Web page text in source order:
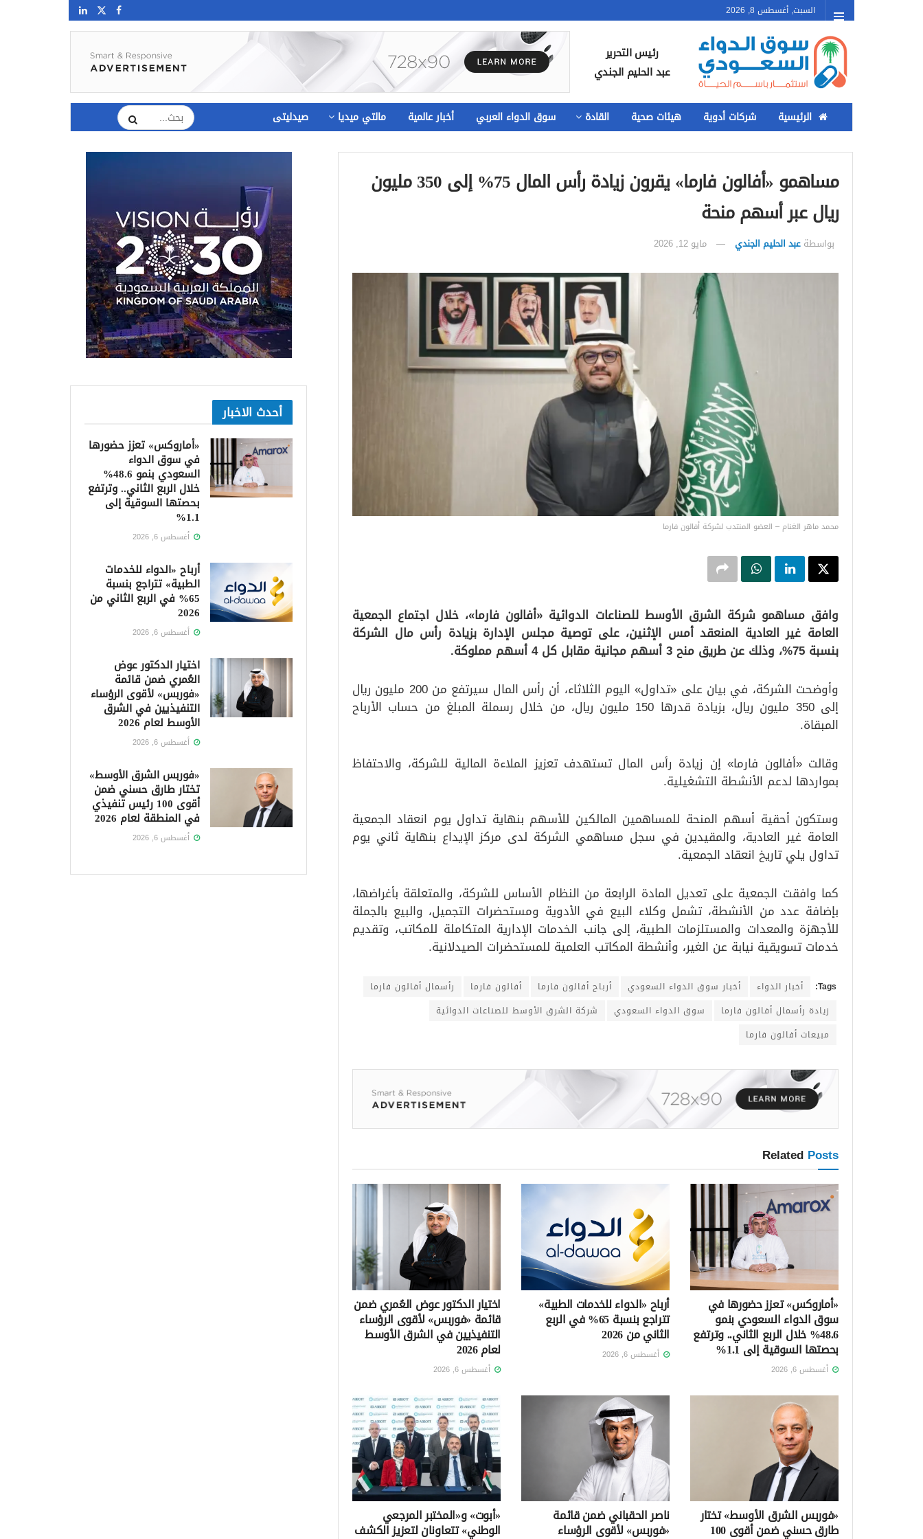
السبت, أغسطس 8, 2026
رئيس التحرير
عبد الحليم الجندي
الرئيسية شركات أدوية هيئات صحية القادة سوق الدواء العربي أخبار عالمية مالتي ميديا صيدليتى
مساهمو «أفالون فارما» يقرون زيادة رأس المال 75% إلى 350 مليون
ريال عبر أسهم منحة
بواسطة عبد الحليم الجندي مايو 12, 2026
محمد ماهر الغنام – العضو المنتدب لشركة أفالون فارما
وافق مساهمو شركة الشرق الأوسط للصناعات الدوائية «أفالون فارما»، خلال اجتماع الجمعية
العامة غير العادية المنعقد أمس الإثنين، على توصية مجلس الإدارة بزيادة رأس مال الشركة
بنسبة 75%، وذلك عن طريق منح 3 أسهم مجانية مقابل كل 4 أسهم مملوكة.
وأوضحت الشركة، في بيان على «تداول» اليوم الثلاثاء، أن رأس المال سيرتفع من 200 مليون ريال
إلى 350 مليون ريال، بزيادة قدرها 150 مليون ريال، من خلال رسملة المبلغ من حساب الأرباح
المبقاة.
وقالت «أفالون فارما» إن زيادة رأس المال تستهدف تعزيز الملاءة المالية للشركة، والاحتفاظ
بمواردها لدعم الأنشطة التشغيلية.
وستكون أحقية أسهم المنحة للمساهمين المالكين للأسهم بنهاية تداول يوم انعقاد الجمعية
العامة غير العادية، والمقيدين في سجل مساهمي الشركة لدى مركز الإيداع بنهاية ثاني يوم
تداول يلي تاريخ انعقاد الجمعية.
كما وافقت الجمعية على تعديل المادة الرابعة من النظام الأساس للشركة، والمتعلقة بأغراضها،
بإضافة عدد من الأنشطة، تشمل وكلاء البيع في الأدوية ومستحضرات التجميل، والبيع بالجملة
للأجهزة والمعدات والمستلزمات الطبية، إلى جانب الخدمات الإدارية المتكاملة للمكاتب، وتقديم
خدمات تسويقية نيابة عن الغير، وأنشطة المكاتب العلمية للمستحضرات الصيدلانية.
Tags: أخبار الدواء أخبار سوق الدواء السعودي أرباح أفالون فارما أفالون فارما
رأسمال أفالون فارما
زيادة رأسمال أفالون فارما
سوق الدواء السعودي
شركة الشرق الأوسط للصناعات الدوائية
مبيعات أفالون فارما
Related Posts
«أماروكس» تعزز حضورها في
سوق الدواء السعودي بنمو
48.6% خلال الربع الثاني.. وترتفع
بحصتها السوقية إلى 1.1%
أغسطس 6, 2026
أرباح «الدواء للخدمات الطبية»
تتراجع بنسبة 65% في الربع
الثاني من 2026
أغسطس 6, 2026
اختيار الدكتور عوض العُمري ضمن
قائمة «فوربس» لأقوى الرؤساء
التنفيذيين في الشرق الأوسط
لعام 2026
أغسطس 6, 2026
«فوربس الشرق الأوسط» تختار
طارق حسني ضمن أقوى 100
ناصر الحقباني ضمن قائمة
«فوربس» لأقوى الرؤساء
«أبوت» و«المختبر المرجعي
الوطني» تتعاونان لتعزيز الكشف
أحدث الاخبار
«أماروكس» تعزز حضورها
في سوق الدواء
السعودي بنمو 48.6%
خلال الربع الثاني.. وترتفع
بحصتها السوقية إلى
1.1%
أغسطس 6, 2026
أرباح «الدواء للخدمات
الطبية» تتراجع بنسبة
65% في الربع الثاني من
2026
أغسطس 6, 2026
اختيار الدكتور عوض
العُمري ضمن قائمة
«فوربس» لأقوى الرؤساء
التنفيذيين في الشرق
الأوسط لعام 2026
أغسطس 6, 2026
«فوربس الشرق الأوسط»
تختار طارق حسني ضمن
أقوى 100 رئيس تنفيذي
في المنطقة لعام 2026
أغسطس 6, 2026